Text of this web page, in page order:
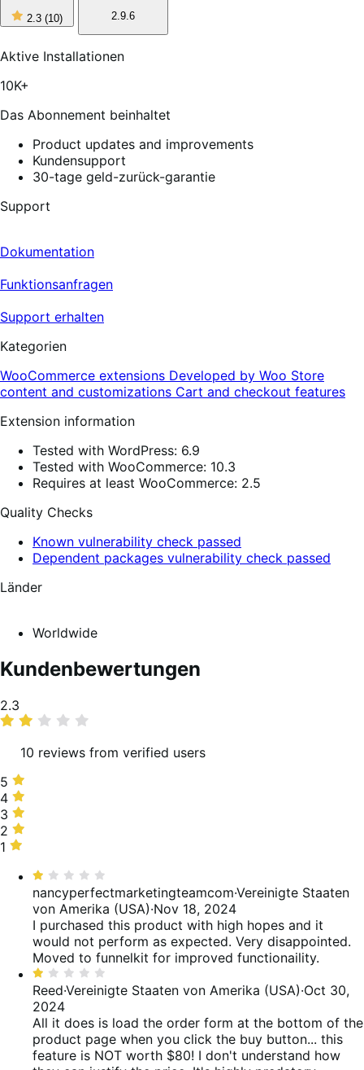
2.3 (10)2
out
5
stars,
2.9.6
Aktive Installationen
10K+
Das Abonnement beinhaltet
Product updates and improvements
Kundensupport
30-tage geld-zurück-garantie
Support
Dokumentation
Funktionsanfragen
Support erhalten
Kategorien
WooCommerce extensions Developed by Woo Store
content and customizations Cart and checkout features
Extension information
Tested with WordPress: 6.9
Tested with WooCommerce: 10.3
Requires at least WooCommerce: 2.5
Quality Checks
Known vulnerability check passed
Dependent packages vulnerability check passed
Länder
Worldwide
Kundenbewertungen
Average
rating
2.3
10 reviews from verified users
5
stars,
20%
of
reviews
5
4
stars,
0%
of
4
3
stars,
20%
reviews
3
2
stars,
reviews
2
1
50%
reviews
1
Bewertet
mit
1
von
5
nancyperfectmarketingteamcom·Vereinigte Staaten
von Amerika (USA)·Nov 18, 2024
I purchased this product with high hopes and it
would not perform as expected. Very disappointed.
Moved to funnelkit for improved functionaility.
Bewertet
mit
1
von
5
Reed·Vereinigte Staaten von Amerika (USA)·Oct 30,
2024
All it does is load the order form at the bottom of the
product page when you click the buy button... this
feature is NOT worth $80! I don't understand how